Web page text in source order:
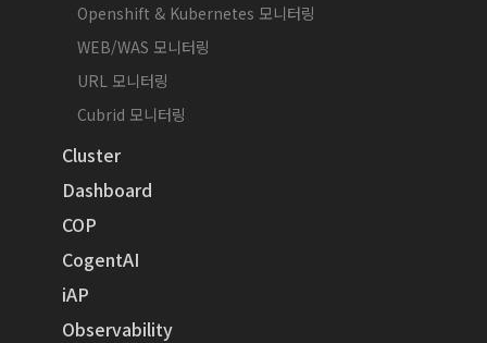
Openshift & Kubernetes 모니터링
WEB/WAS 모니터링
URL 모니터링
Cubrid 모니터링
Cluster
Dashboard
COP
CogentAI
iAP
Observability